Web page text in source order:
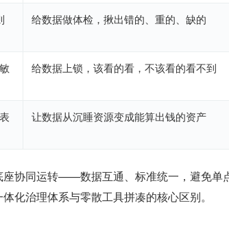
给数据做体检，揪出错的、重的、缺的
给数据上锁，该看的看，不该看的看不到
让数据从沉睡资源变成能算出钱的资产
座协同运转——数据互通、标准统一，避免单
化治理体系与零散工具拼凑的核心区别。